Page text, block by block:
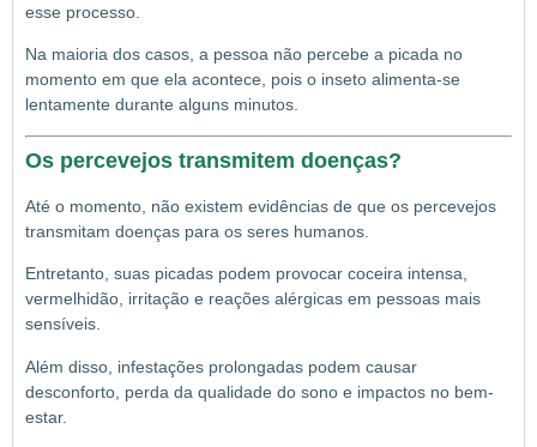
esse processo.
Na maioria dos casos, a pessoa não percebe a picada no
momento em que ela acontece, pois o inseto alimenta-se
lentamente durante alguns minutos.
Os percevejos transmitem doenças?
Até o momento, não existem evidências de que os percevejos
transmitam doenças para os seres humanos.
Entretanto, suas picadas podem provocar coceira intensa,
vermelhidão, irritação e reações alérgicas em pessoas mais
sensíveis.
Além disso, infestações prolongadas podem causar
desconforto, perda da qualidade do sono e impactos no bem-
estar.